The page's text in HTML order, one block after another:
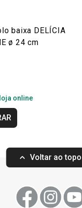
online
baixa DELÍCIA
ø 24 cm
online
Voltar ao topo